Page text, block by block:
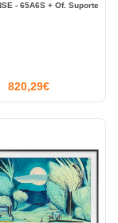
- 65A6S + Of. Suporte
820,29€